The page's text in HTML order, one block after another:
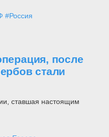
#Россия
после
стали
ставшая настоящим